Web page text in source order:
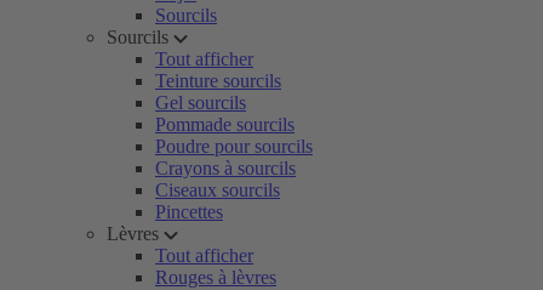
Sourcils
Sourcils
Tout afficher
Teinture sourcils
Gel sourcils
Pommade sourcils
Poudre pour sourcils
Crayons à sourcils
Ciseaux sourcils
Pincettes
Lèvres
Tout afficher
Rouges à lèvres